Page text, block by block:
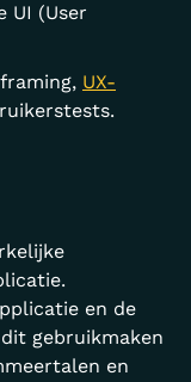
UI (User
UX-
en de
gebruikmaken
en